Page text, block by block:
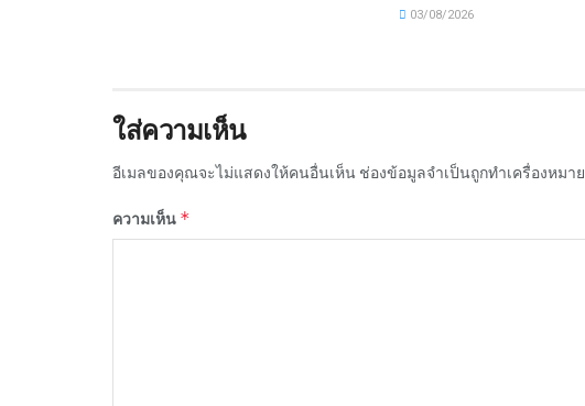
03/08/2026
ใส่ความเห็น
อีเมลของคุณจะไม่แสดงให้คนอื่นเห็น ช่องข้อมูลจำเป็นถูกทำเครื่องหมาย
ความเห็น *